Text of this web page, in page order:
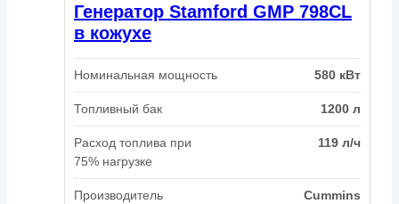
Генератор Stamford GMP 798CL
в кожухе
Номинальная мощность 580 кВт
Топливный бак 1200 л
Расход топлива при
75% нагрузке
119 л/ч
Производитель
Cummins